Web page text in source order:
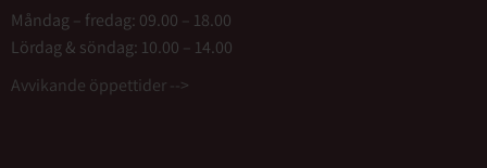
Måndag – fredag: 09.00 – 18.00
Lördag & söndag: 10.00 – 14.00
Avvikande öppettider -->